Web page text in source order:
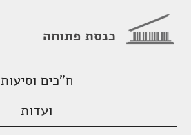
כנסת פתוחה
ח"כים וסיעות
ועדות